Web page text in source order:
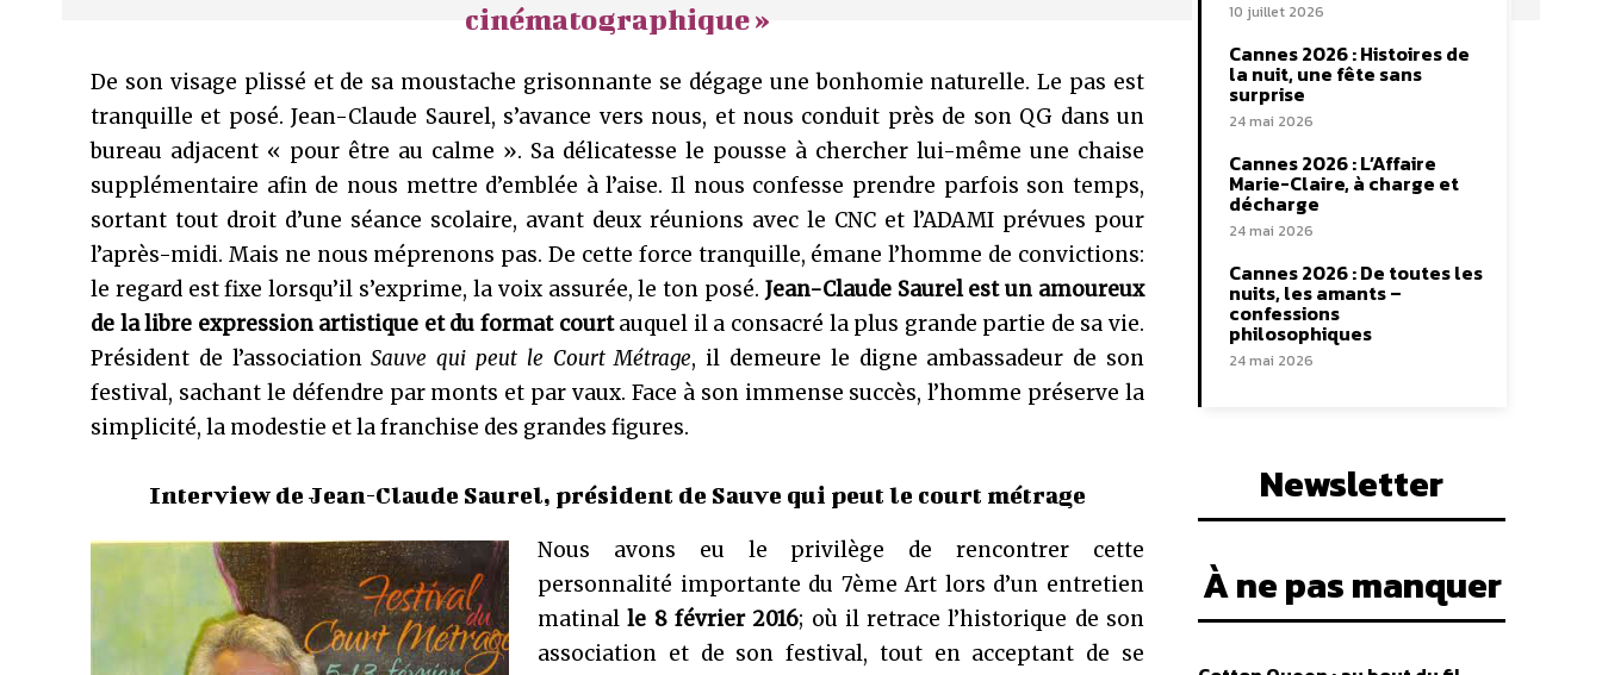
cinématographique »
De son visage plissé et de sa moustache grisonnante se dégage une bonhomie naturelle. Le pas est
tranquille et posé. Jean-Claude Saurel, s’avance vers nous, et nous conduit près de son QG dans un
bureau adjacent « pour être au calme ». Sa délicatesse le pousse à chercher lui-même une chaise
supplémentaire afin de nous mettre d’emblée à l’aise. Il nous confesse prendre parfois son temps,
sortant tout droit d’une séance scolaire, avant deux réunions avec le CNC et l’ADAMI prévues pour
l’après-midi. Mais ne nous méprenons pas. De cette force tranquille, émane l’homme de convictions:
le regard est fixe lorsqu’il s’exprime, la voix assurée, le ton posé. Jean-Claude Saurel est un amoureux
de la libre expression artistique et du format courtauquel il a consacré la plus grande partie de sa vie.
Président de l’associationSauve qui peut le Court Métrage, il demeure le digne ambassadeur de son
festival, sachant le défendre par monts et par vaux. Face à son immense succès, l’homme préserve la
simplicité, la modestie et la franchise des grandes figures.
Interview de Jean-Claude Saurel, président de Sauve qui peut le court métrage
Nous avons eu le privilège de rencontrer cette
personnalité importante du 7ème Art lors d’un entretien
matinalle 8 février 2016; où il retrace l’historique de son
association et de son festival, tout en acceptant de se
10 juillet 2026
Cannes 2026 : Histoires de
la nuit, une fête sans
surprise
24 mai 2026
Cannes 2026 : L’Affaire
Marie-Claire, à charge et
décharge
24 mai 2026
Cannes 2026 : De toutes les
nuits, les amants –
confessions
philosophiques
24 mai 2026
Newsletter
À ne pas manquer